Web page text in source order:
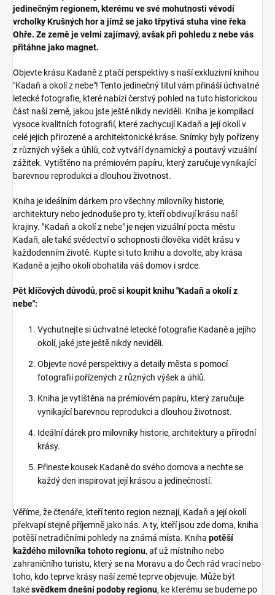
jedinečným regionem, kterému ve své mohutnosti vévodí
vrcholky Krušných hor a jímž se jako třpytivá stuha vine řeka
Ohře. Ze země je velmi zajímavý, avšak při pohledu z nebe vás
přitáhne jako magnet.
Objevte krásu Kadaně z ptačí perspektivy s naší exkluzivní knihou
"Kadaň a okolí z nebe"! Tento jedinečný titul vám přináší úchvatné
letecké fotografie, které nabízí čerstvý pohled na tuto historickou
část naší země, jakou jste ještě nikdy neviděli. Kniha je kompilací
vysoce kvalitních fotografií, které zachycují Kadaň a její okolí v
celé jejich přirozené a architektonické kráse. Snímky byly pořízeny
z různých výšek a úhlů, což vytváří dynamický a poutavý vizuální
zážitek. Vytištěno na prémiovém papíru, který zaručuje vynikající
barevnou reprodukci a dlouhou životnost.
Kniha je ideálním dárkem pro všechny milovníky historie,
architektury nebo jednoduše pro ty, kteří obdivují krásu naší
krajiny. "Kadaň a okolí z nebe" je nejen vizuální pocta městu
Kadaň, ale také svědectví o schopnosti člověka vidět krásu v
každodenním životě. Kupte si tuto knihu a dovolte, aby krása
Kadaně a jejího okolí obohatila váš domov i srdce.
Pět klíčových důvodů, proč si koupit knihu "Kadaň a okolí z
nebe":
Vychutnejte si úchvatné letecké fotografie Kadaně a jejího
okolí, jaké jste ještě nikdy neviděli.
Objevte nové perspektivy a detaily města s pomocí
fotografií pořízených z různých výšek a úhlů.
Kniha je vytištěna na prémiovém papíru, který zaručuje
vynikající barevnou reprodukci a dlouhou životnost.
Ideální dárek pro milovníky historie, architektury a přírodní
krásy.
Přineste kousek Kadaně do svého domova a nechte se
každý den inspirovat její krásou a jedinečností.
Věříme, že čtenáře, kteří tento region neznají, Kadaň a její okolí
překvapí stejně příjemně jako nás. A ty, kteří jsou zde doma, kniha
potěší netradičními pohledy na známá místa. Kniha potěší
každého milovníka tohoto regionu, ať už místního nebo
zahraničního turistu, který se na Moravu a do Čech rád vrací nebo
toho, kdo teprve krásy naší země teprve objevuje. Může být
takésvědkem dnešní podoby regionu, ke kterému se budeme po